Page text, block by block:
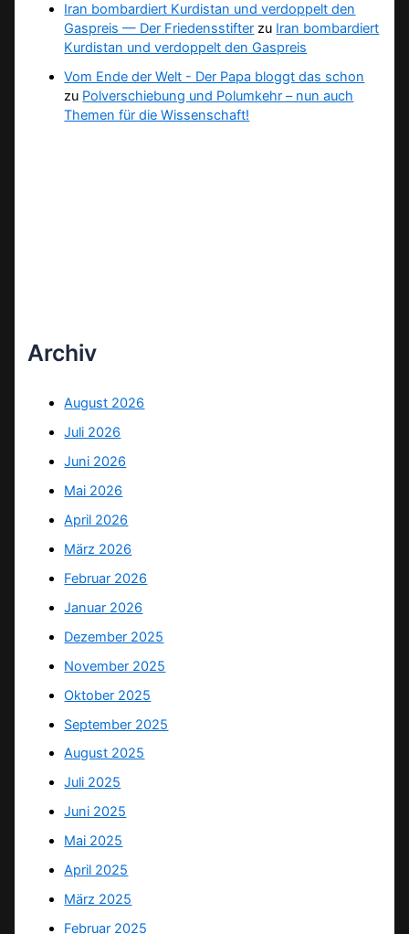
Iran bombardiert Kurdistan und verdoppelt den
Gaspreis — Der Friedensstifter zu Iran bombardiert
Kurdistan und verdoppelt den Gaspreis
Vom Ende der Welt - Der Papa bloggt das schon
zu Polverschiebung und Polumkehr – nun auch
Themen für die Wissenschaft!
Archiv
August 2026
Juli 2026
Juni 2026
Mai 2026
April 2026
März 2026
Februar 2026
Januar 2026
Dezember 2025
November 2025
Oktober 2025
September 2025
August 2025
Juli 2025
Juni 2025
Mai 2025
April 2025
März 2025
Februar 2025